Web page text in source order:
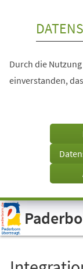
Visuelle
Assistenzsoftware
öffnen.
Durch die
einverstanden,